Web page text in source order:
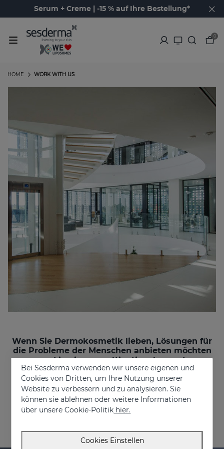
Serum + Creme | -15 % auf Ihre Bestellung*
0
WORK WITH US
HOME
Wenn Sie Dermokosmetik lieben, Lösungen für
die Probleme der Menschen anbieten möchten
und in einem multinationalen und
multikulturellen Umfeld arbeiten wollen, dann
schließen Sie sich uns an!
recruitment@sesderma.com
Bei Sesderma verwenden wir unsere eigenen und
Cookies von Dritten, um Ihre Nutzung unserer
Website zu verbessern und zu analysieren. Sie
können sie ablehnen oder weitere Informationen
über unsere Cookie-Politik hier.
Cookies Einstellen